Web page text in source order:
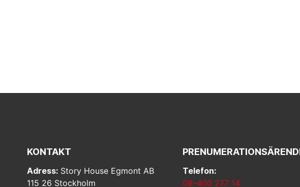
KONTAKT
Adress: Story House Egmont AB
115 26 Stockholm
Telefon:
08–400 277 14